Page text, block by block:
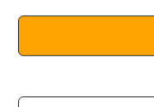
uporządkowania